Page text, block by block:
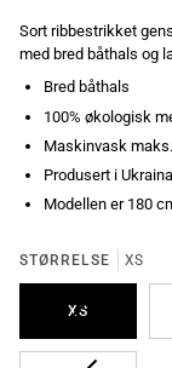
Sort ribbestrikket
med bred båthals og
Bred båthals
100% økologisk
Maskinvask
Produsert i Ukraina
Modellen er 180
STØRRELSE XS
XSUTSOLGT